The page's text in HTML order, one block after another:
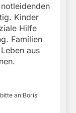
Kinder
Hilfe
Familien
aus
an:Boris